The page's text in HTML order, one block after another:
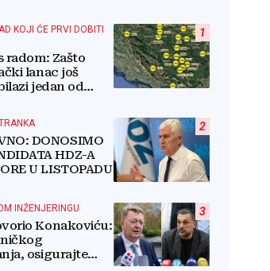
1
KOJI ĆE PRVI DOBITI
radom: Zašto
lanac još
jedan od
2
DONOSIMO
HDZ-A
U LISTOPADU
3
INŽENJERINGU
Konakoviću:
osigurajte